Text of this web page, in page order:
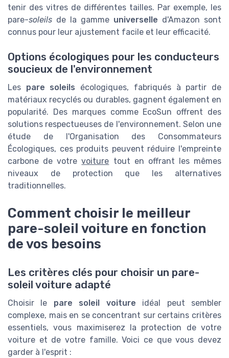
tenir des vitres de différentes tailles. Par exemple, les
pare-soleils de la gamme universelle d'Amazon sont
connus pour leur ajustement facile et leur efficacité.
Options écologiques pour les conducteurs
soucieux de l'environnement
Les pare soleils écologiques, fabriqués à partir de
matériaux recyclés ou durables, gagnent également en
popularité. Des marques comme EcoSun offrent des
solutions respectueuses de l'environnement. Selon une
étude de l'Organisation des Consommateurs
Écologiques, ces produits peuvent réduire l'empreinte
carbone de votrevoiture tout en offrant les mêmes
niveaux de protection que les alternatives
traditionnelles.
Comment choisir le meilleur
pare-soleil voiture en fonction
de vos besoins
Les critères clés pour choisir un pare-
soleil voiture adapté
Choisir le pare soleil voiture idéal peut sembler
complexe, mais en se concentrant sur certains critères
essentiels, vous maximiserez la protection de votre
voiture et de votre famille. Voici ce que vous devez
garder à l'esprit :